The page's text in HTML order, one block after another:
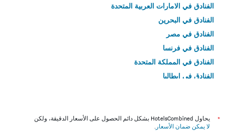
الفنادق في الامارات العربية المتحدة
الفنادق في البحرين
الفنادق في مصر
الفنادق في فرنسا
الفنادق في المملكة المتحدة
الفنادق في إيطاليا
*
يحاول HotelsCombined بشكل دائم الحصول على الأسعار الدقيقة، ولكن
لا يمكن ضمان الأسعار .